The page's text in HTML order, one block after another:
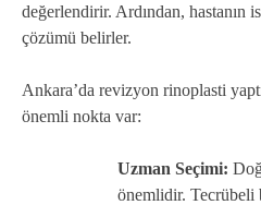
değerlendirir. Ardından, hastanın
çözümü belirler.
Ankara’da revizyon rinoplasti
önemli nokta var:
Uzman Seçimi:
önemlidir. Tecrübeli